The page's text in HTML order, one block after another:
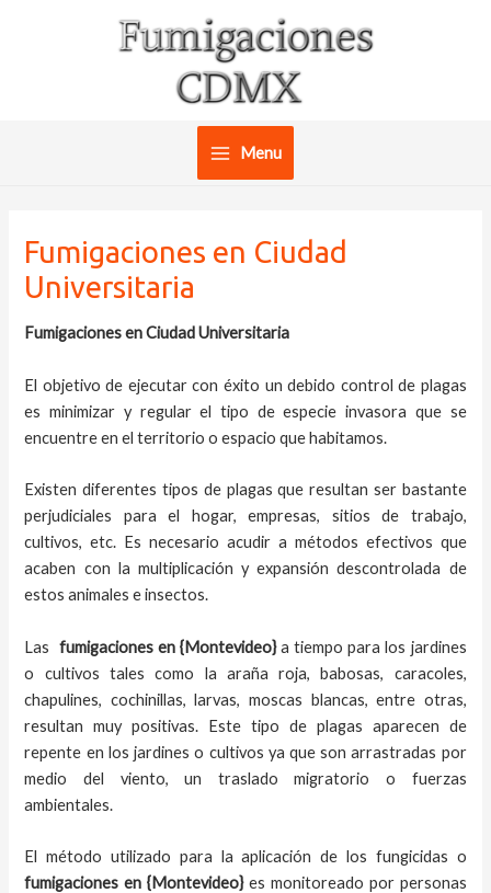
Main
Menu
Fumigaciones en Ciudad
Universitaria
Fumigaciones en Ciudad Universitaria
El objetivo de ejecutar con éxito un debido control de plagas
es minimizar y regular el tipo de especie invasora que se
encuentre en el territorio o espacio que habitamos.
Existen diferentes tipos de plagas que resultan ser bastante
perjudiciales para el hogar, empresas, sitios de trabajo,
cultivos, etc. Es necesario acudir a métodos efectivos que
acaben con la multiplicación y expansión descontrolada de
estos animales e insectos.
Las fumigaciones en{Montevideo}a tiempopara los jardines
o cultivos tales como la araña roja, babosas, caracoles,
chapulines, cochinillas, larvas, moscas blancas, entre otras,
resultan muy positivas. Este tipo de plagas aparecen de
repente en los jardines o cultivos ya que son arrastradas por
medio del viento, un traslado migratorio o fuerzas
ambientales.
El método utilizado para la aplicación de los fungicidas o
fumigaciones en {Montevideo}es monitoreado por personas